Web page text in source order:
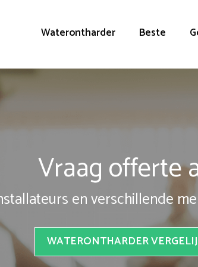
Waterontharder Beste
Vraag offerte
en verschillende
WATERONTHARDER